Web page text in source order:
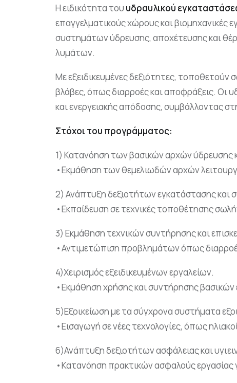
Η ειδικότητα του υδραυλικού
επαγγελματικούς χώρους και βιομηχανικές
συστημάτων ύδρευσης, αποχέτευσης και
λυμάτων.
Με εξειδικευμένες δεξιότητες, τοποθετούν
βλάβες, όπως διαρροές και αποφράξεις. Οι
και ενεργειακής απόδοσης, συμβάλλοντας
Στόχοι του προγράμματος:
1) Κατανόηση των βασικών αρχών ύδρευσης
•Εκμάθηση των θεμελιωδών αρχών
2) Ανάπτυξη δεξιοτήτων εγκατάστασης
•Εκπαίδευση σε τεχνικές τοποθέτησης
3) Εκμάθηση τεχνικών συντήρησης και
•Αντιμετώπιση προβλημάτων όπως
4)Χειρισμός εξειδικευμένων εργαλείων.
•Εκμάθηση χρήσης και συντήρησης
5)Εξοικείωση με τα σύγχρονα συστήματα
•Εισαγωγή σε νέες τεχνολογίες, όπως
6)Ανάπτυξη δεξιοτήτων ασφάλειας και
•Κατανόηση πρακτικών ασφαλούς